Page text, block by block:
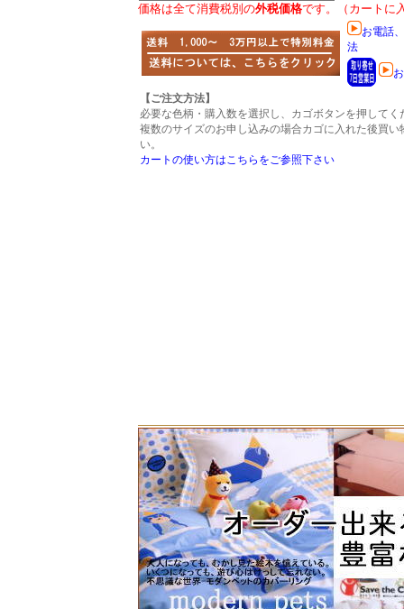
価格は全て消費税別の外税価格です。（カートに
お電話
法
【ご注文方法】
必要な色柄・購入数を選択し、カゴボタンを押してく
複数のサイズのお申し込みの場合カゴに入れた後買
い。
カートの使い方はこちらをご参照下さい